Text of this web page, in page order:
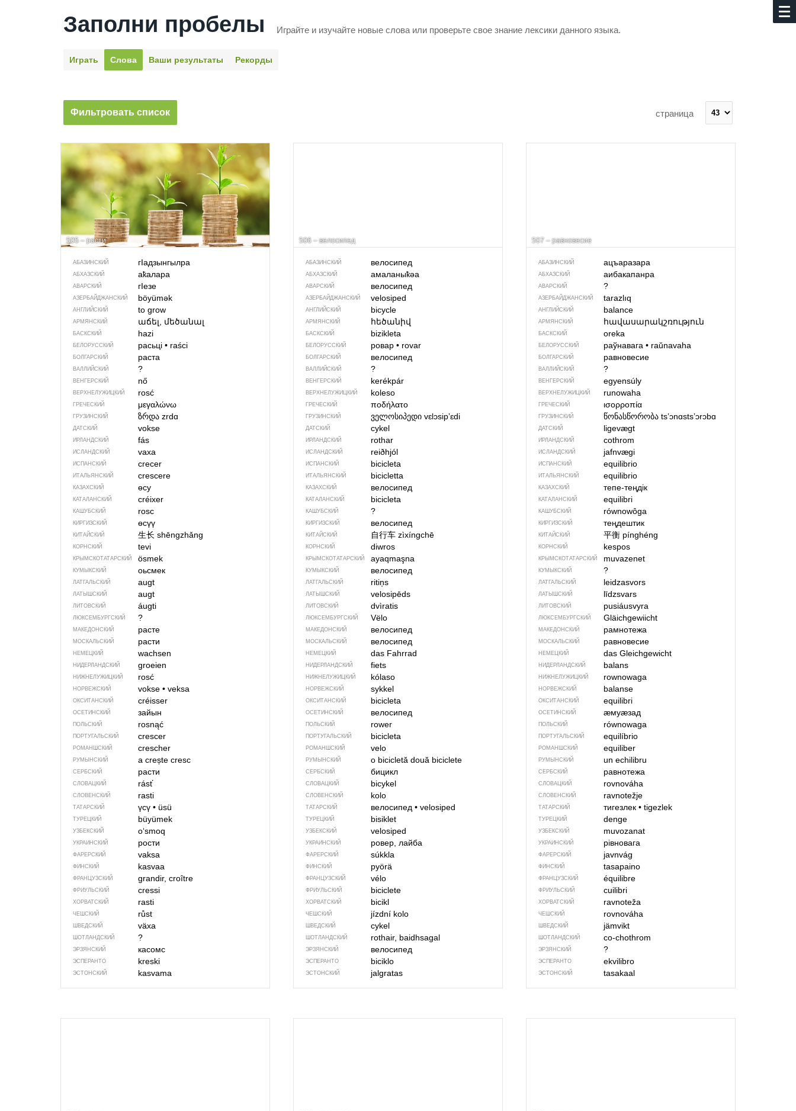
Заполни пробелы Играйте и изучайте новые слова или про­верьте свое знание лексики данного языка.
Играть Слова Ваши результаты Рекорды
Фильтровать список страница
505 – расти
АБАЗИНСКИЙ гIадзынгылра
АБХАЗСКИЙ аҟалара
АВАРСКИЙ гIезе
АЗЕРБАЙДЖАН­СКИЙ böyümək
АНГЛИЙСКИЙ to grow
АРМЯНСКИЙ աճել, մեծանալ
БАСКСКИЙ hazi
БЕЛОРУССКИЙ расьці •raści
БОЛГАРСКИЙ раста
ВАЛЛИЙСКИЙ ?
ВЕНГЕРСКИЙ nő
ВЕРХНЕЛУЖИЦКИЙ rosć
ГРЕЧЕСКИЙ μεγαλώνω
ГРУЗИНСКИЙ ზრდა zrdɑ
ДАТСКИЙ vokse
ИРЛАНДСКИЙ fás
ИСЛАНДСКИЙ vaxa
ИСПАНСКИЙ crecer
ИТАЛЬЯНСКИЙ crescere
КАЗАХСКИЙ өсу
КАТАЛАНСКИЙ créixer
КАШУБСКИЙ rosc
КИРГИЗСКИЙ өсүү
КИТАЙСКИЙ 生长 shēngzhǎng
КОРНСКИЙ tevi
КРЫМСКО­ТАТАРСКИЙ ösmek
КУМЫКСКИЙ оьсмек
ЛАТГАЛЬСКИЙ augt
ЛАТЫШСКИЙ augt
ЛИТОВСКИЙ áugti
ЛЮКСЕМБУРГСКИЙ ?
МАКЕДОНСКИЙ расте
МОСКАЛЬСКИЙ расти
НЕМЕЦКИЙ wachsen
НИДЕРЛАНДСКИЙ groeien
НИЖНЕЛУЖИЦКИЙ rosć
НОРВЕЖСКИЙ vokse •veksa
ОКСИТАНСКИЙ créisser
ОСЕТИНСКИЙ зайын
ПОЛЬСКИЙ rosnąć
ПОРТУГАЛЬСКИЙ crescer
РОМАНШСКИЙ crescher
РУМЫНСКИЙ a crește cresc
СЕРБСКИЙ расти
СЛОВАЦКИЙ rásť
СЛОВЕНСКИЙ rasti
ТАТАРСКИЙ үсү •üsü
ТУРЕЦКИЙ büyümek
УЗБЕКСКИЙ o‘smoq
УКРАИНСКИЙ рости
ФАРЕРСКИЙ vaksa
ФИНСКИЙ kasvaa
ФРАНЦУЗСКИЙ grandir, croître
ФРИУЛЬСКИЙ cressi
ХОРВАТСКИЙ rasti
ЧЕШСКИЙ růst
ШВЕДСКИЙ växa
ШОТЛАНДСКИЙ ?
ЭРЗЯНСКИЙ касомс
ЭСПЕРАНТО kreski
ЭСТОНСКИЙ kasvama
506 – велосипед
АБАЗИНСКИЙ велосипед
АБХАЗСКИЙ амаланыҟәа
АВАРСКИЙ велосипед
АЗЕРБАЙДЖАН­СКИЙ velosiped
АНГЛИЙСКИЙ bicycle
АРМЯНСКИЙ հեծանիվ
БАСКСКИЙ bizikleta
БЕЛОРУССКИЙ ровар • rovar
БОЛГАРСКИЙ велосипед
ВАЛЛИЙСКИЙ ?
ВЕНГЕРСКИЙ kerékpár
ВЕРХНЕЛУЖИЦКИЙ koleso
ГРЕЧЕСКИЙ ποδήλατο
ГРУЗИНСКИЙ ველოსიპედი vɛlɔsipʼɛdi
ДАТСКИЙ cykel
ИРЛАНДСКИЙ rothar
ИСЛАНДСКИЙ reiðhjól
ИСПАНСКИЙ bicicleta
ИТАЛЬЯНСКИЙ bicicletta
КАЗАХСКИЙ велосипед
КАТАЛАНСКИЙ bicicleta
КАШУБСКИЙ ?
КИРГИЗСКИЙ велосипед
КИТАЙСКИЙ 自行车 zìxíngchē
КОРНСКИЙ diwros
КРЫМСКО­ТАТАРСКИЙ ayaqmaşna
КУМЫКСКИЙ велосипед
ЛАТГАЛЬСКИЙ ritiņs
ЛАТЫШСКИЙ velosipēds
ЛИТОВСКИЙ dvìratis
ЛЮКСЕМБУРГСКИЙ Vëlo
МАКЕДОНСКИЙ велосипед
МОСКАЛЬСКИЙ велосипед
НЕМЕЦКИЙ das Fahrrad
НИДЕРЛАНДСКИЙ fiets
НИЖНЕЛУЖИЦКИЙ kólaso
НОРВЕЖСКИЙ sykkel
ОКСИТАНСКИЙ bicicleta
ОСЕТИНСКИЙ велосипед
ПОЛЬСКИЙ rower
ПОРТУГАЛЬСКИЙ bicicleta
РОМАНШСКИЙ velo
РУМЫНСКИЙ o bicicletă două biciclete
СЕРБСКИЙ бицикл
СЛОВАЦКИЙ bicykel
СЛОВЕНСКИЙ kolo
ТАТАРСКИЙ велосипед • velosiped
ТУРЕЦКИЙ bisiklet
УЗБЕКСКИЙ velosiped
УКРАИНСКИЙ ровер, лайба
ФАРЕРСКИЙ súkkla
ФИНСКИЙ pyörä
ФРАНЦУЗСКИЙ vélo
ФРИУЛЬСКИЙ biciclete
ХОРВАТСКИЙ bicikl
ЧЕШСКИЙ jízdní kolo
ШВЕДСКИЙ cykel
ШОТЛАНДСКИЙ rothair, baidhsagal
ЭРЗЯНСКИЙ велосипед
ЭСПЕРАНТО biciklo
ЭСТОНСКИЙ jalgratas
507 – равновесие
АБАЗИНСКИЙ ацъаразара
АБХАЗСКИЙ аибакапанра
АВАРСКИЙ ?
АЗЕРБАЙДЖАН­СКИЙ tarazlıq
АНГЛИЙСКИЙ balance
АРМЯНСКИЙ հավասարակշռություն
БАСКСКИЙ oreka
БЕЛОРУССКИЙ раўнавага• raŭnavaha
БОЛГАРСКИЙ равновесие
ВАЛЛИЙСКИЙ ?
ВЕНГЕРСКИЙ egyensúly
ВЕРХНЕЛУЖИЦКИЙ runowaha
ГРЕЧЕСКИЙ ισορροπία
ГРУЗИНСКИЙ წონასწორობაtsʼɔnɑstsʼɔrɔbɑ
ДАТСКИЙ ligevægt
ИРЛАНДСКИЙ cothrom
ИСЛАНДСКИЙ jafnvægi
ИСПАНСКИЙ equilibrio
ИТАЛЬЯНСКИЙ equilibrio
КАЗАХСКИЙ тепе-теңдік
КАТАЛАНСКИЙ equilibri
КАШУБСКИЙ równowôga
КИРГИЗСКИЙ теңдештик
КИТАЙСКИЙ 平衡 pínghéng
КОРНСКИЙ kespos
КРЫМСКО­ТАТАРСКИЙ muvazenet
КУМЫКСКИЙ ?
ЛАТГАЛЬСКИЙ leidzasvors
ЛАТЫШСКИЙ līdzsvars
ЛИТОВСКИЙ pusiáusvyra
ЛЮКСЕМБУРГСКИЙ Gläichgewiicht
МАКЕДОНСКИЙ рамнотежа
МОСКАЛЬСКИЙ равновесие
НЕМЕЦКИЙ das Gleichgewicht
НИДЕРЛАНДСКИЙ balans
НИЖНЕЛУЖИЦКИЙ rownowaga
НОРВЕЖСКИЙ balanse
ОКСИТАНСКИЙ equilibri
ОСЕТИНСКИЙ ӕмуӕзад
ПОЛЬСКИЙ równowaga
ПОРТУГАЛЬСКИЙ equilíbrio
РОМАНШСКИЙ equiliber
РУМЫНСКИЙ un echilibru
СЕРБСКИЙ равнотежа
СЛОВАЦКИЙ rovnováha
СЛОВЕНСКИЙ ravnotežje
ТАТАРСКИЙ тигезлек• tigezlek
ТУРЕЦКИЙ denge
УЗБЕКСКИЙ muvozanat
УКРАИНСКИЙ рівновага
ФАРЕРСКИЙ javnvág
ФИНСКИЙ tasapaino
ФРАНЦУЗСКИЙ équilibre
ФРИУЛЬСКИЙ cuilibri
ХОРВАТСКИЙ ravnoteža
ЧЕШСКИЙ rovnováha
ШВЕДСКИЙ jämvikt
ШОТЛАНДСКИЙ co-chothrom
ЭРЗЯНСКИЙ ?
ЭСПЕРАНТО ekvilibro
ЭСТОНСКИЙ tasakaal